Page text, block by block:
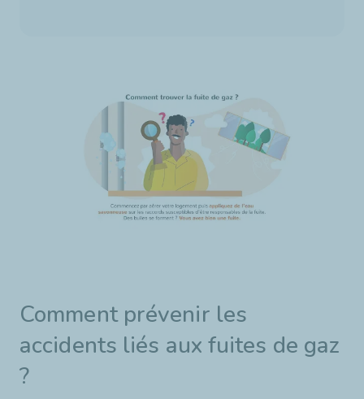
Comment prévenir les
accidents liés aux fuites de gaz
?